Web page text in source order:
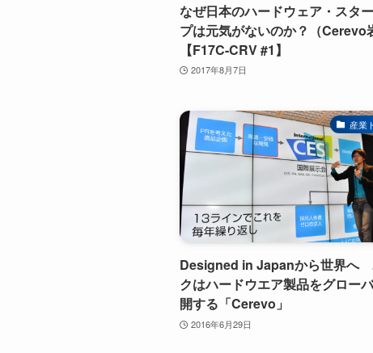
なぜ日本のハードウェア・スタ
プは元気がないのか？（Cerevo
【F17C-CRV #1】
2017年8月7日
産業
Designed in Japanから世界へ
クはハードウエア製品をグロー
開する「Cerevo」
2016年6月29日